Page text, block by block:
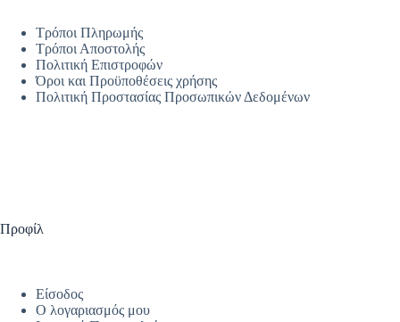
Τρόποι Πληρωμής
Τρόποι Αποστολής
Πολιτική Επιστροφών
Όροι και Προϋποθέσεις χρήσης
Πολιτική Προστασίας Προσωπικών Δεδομένων
Προφίλ
Είσοδος
Ο λογαριασμός μου